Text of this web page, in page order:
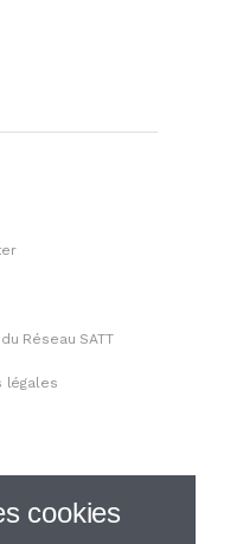
Réseau SATT
légales
cookies